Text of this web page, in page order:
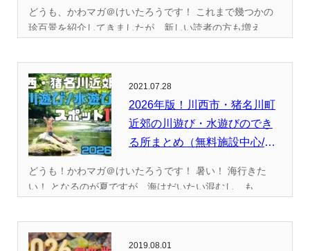
どうも、かわマガ＠けいたろうです！ これまで幾つかの
珍百景を紹介してきましたが、新しい読者の方も増え...
2021.07.28
2026年版！川西市・猪名川町
近郊の川遊び・水遊びのでき
る所まとめ（無料施設中心/
どうも！かわマガ＠けいたろうです！ 暑い！ 海行きた
い！ となるのが夏ですが、海はだいたい混むし、も...
2019.08.01